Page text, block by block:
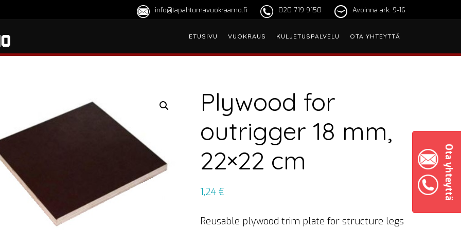
Ota yhteyttä
Avoinna ark. 9-16
020 719 9150
info@tapahtumavuokraamo.fi
ETUSIVU VUOKRAUS KULJETUSPALVELU OTA YHTEYTTÄ
Plywood for
outrigger 18 mm,
22×22 cm
1,24 €
Reusable plywood trim plate for structure legs